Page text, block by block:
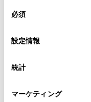
デバイスにすべての
意したことになりま
設定の変更、同意を
「Cookie（クッキー）
必須
設定情報
統計
マーケティング
もたらす、驚
な乗り心地。
9 ＋10 ＋11